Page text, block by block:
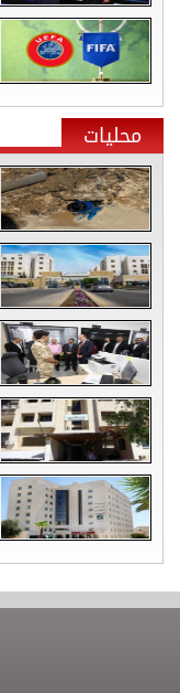
محليات